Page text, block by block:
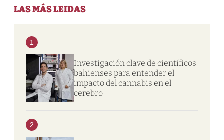
LAS MÁS LEIDAS
1
Investigación clave de científicos
bahienses para entender el
impacto del cannabis en el
cerebro
2